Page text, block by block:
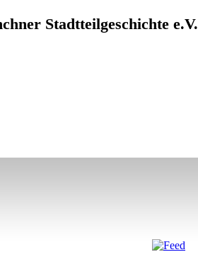
Stadtteilgeschichte e.V.